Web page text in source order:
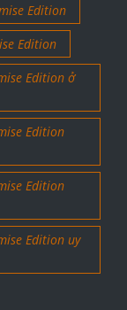
Edition
Edition
Edition ở
Edition
Edition
Edition uy